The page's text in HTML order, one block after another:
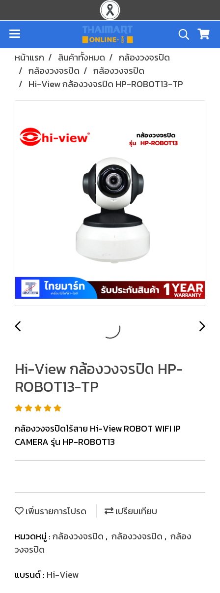
หน้าแรก สินค้าทั้งหมด
กล้องวงจรปิด
กล้องวงจรปิด
กล้องวงจรปิด
Hi-View กล้องวงจรปิด HP-ROBOT13-TP
Hi-View กล้องวงจรปิด HP-
ROBOT13-TP
กล้องวงจรปิดไร้สาย Hi-View ROBOT WIFI IP
CAMERA รุ่น HP-ROBOT13
เพิ่มรายการโปรด
เปรียบเทียบ
หมวดหมู่ :กล้องวงจรปิด , กล้องวงจรปิด , กล้อง
วงจรปิด
แบรนด์ : Hi-View